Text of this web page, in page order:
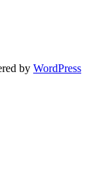
by WordPress